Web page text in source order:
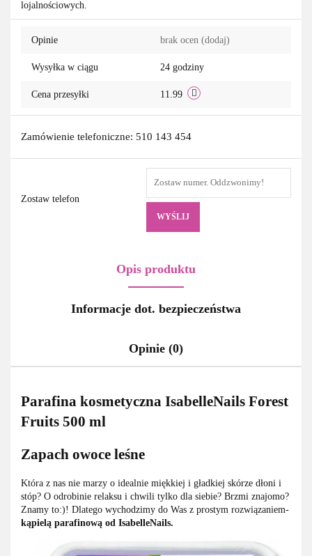
lojalnościowych.
Opinie brak ocen (dodaj)
Wysyłka w ciągu 24 godziny
Cena przesyłki 11.99
Zamówienie telefoniczne: 510 143 454
Zostaw telefon
WYŚLIJ
Opis produktu
Informacje dot. bezpieczeństwa
Opinie (0)
Parafina kosmetyczna IsabelleNails Forest
Fruits 500 ml
Zapach owoce leśne
Która z nas nie marzy o idealnie miękkiej i gładkiej skórze dłoni i
stóp? O odrobinie relaksu i chwili tylko dla siebie? Brzmi znajomo?
Znamy to:)! Dlatego wychodzimy do Was z prostym rozwiązaniem-
kąpielą parafinową od IsabelleNails.